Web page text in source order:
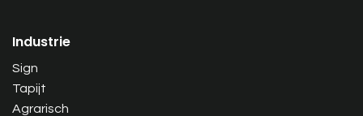
Industrie
Sign
Tapijt
Agrarisch